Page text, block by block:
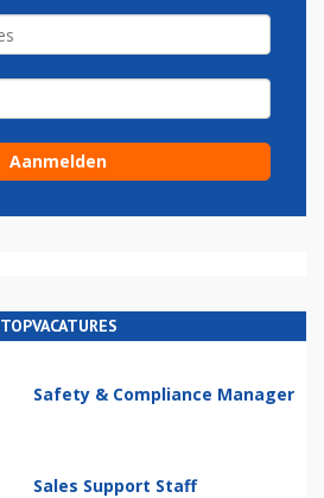
TOPVACATURES
Safety & Compliance Manager
Sales Support Staff